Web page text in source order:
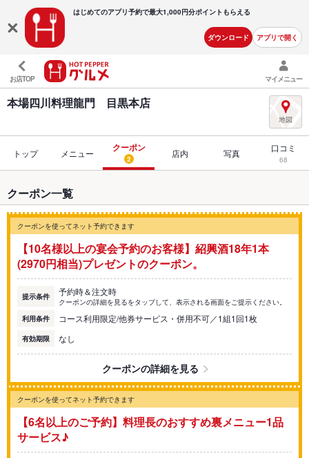
はじめてのアプリ予約で最大1,000円分ポイントもらえる
ダウンロード アプリで開く
お店TOP マイメニュー
本場四川料理龍門 目黒本店
トップ メニュー クーポン
2 店内 写真 口コミ
68
クーポン一覧
クーポンを使ってネット予約できます
【10名様以上の宴会予約のお客様】紹興酒18年1本
(2970円相当)プレゼントのクーポン。
提示条件 予約時＆注文時
クーポンの詳細を見るをタップして、表示される画面をご提示ください。
利用条件
コース利用限定/他券サービス・併用不可／1組1回1枚
有効期限 なし
クーポンの詳細を見る
クーポンを使ってネット予約できます
【6名以上のご予約】料理長のおすすめ裏メニュー1品
サービス♪